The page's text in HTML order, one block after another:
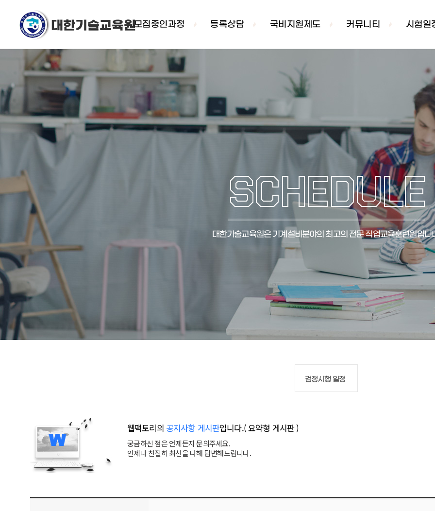
모집중인과정 등록상담 국비지원제도 커뮤니티 시험일
SCHEDULE
대한기술교육원은 기계설비분야의 최고의 전문 직업교육훈련원입니
검정시행 일정
웹팩토리의 공지사항 게시판입니다.( 요약형 게시판 )
궁금하신 점은 언제든지 문의주세요.
언제나 친절히 최선을 다해 답변해드립니다.